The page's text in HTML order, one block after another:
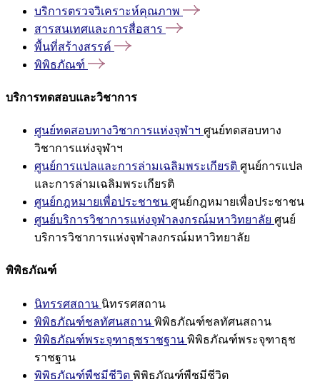
บริการตรวจวิเคราะห์คุณภาพ
สารสนเทศและการสื่อสาร
พื้นที่สร้างสรรค์
พิพิธภัณฑ์
บริการทดสอบและวิชาการ
ศูนย์ทดสอบทางวิชาการแห่งจุฬาฯ ศูนย์ทดสอบทาง
วิชาการแห่งจุฬาฯ
ศูนย์การแปลและการล่ามเฉลิมพระเกียรติ ศูนย์การแปล
และการล่ามเฉลิมพระเกียรติ
ศูนย์กฎหมายเพื่อประชาชน ศูนย์กฎหมายเพื่อประชาชน
ศูนย์บริการวิชาการแห่งจุฬาลงกรณ์มหาวิทยาลัย ศูนย์
บริการวิชาการแห่งจุฬาลงกรณ์มหาวิทยาลัย
พิพิธภัณฑ์
นิทรรศสถาน นิทรรศสถาน
พิพิธภัณฑ์ชลทัศนสถาน พิพิธภัณฑ์ชลทัศนสถาน
พิพิธภัณฑ์พระจุฑาธุชราชฐาน พิพิธภัณฑ์พระจุฑาธุช
ราชฐาน
พิพิธภัณฑ์พืชมีชีวิต พิพิธภัณฑ์พืชมีชีวิต